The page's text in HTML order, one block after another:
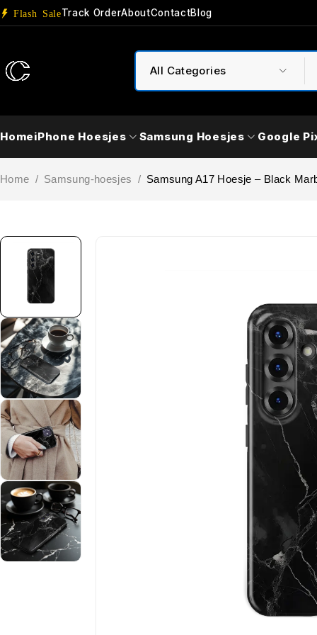
Flash SaleTrack OrderAboutContactBlog
HomeiPhone Hoesjes Samsung Hoesjes Google
Home / Samsung-hoesjes / Samsung A17 Hoesje – Black